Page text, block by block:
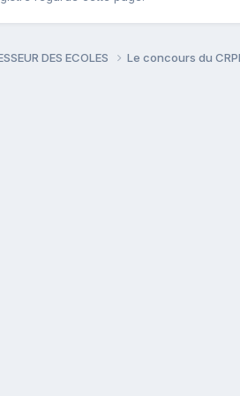
DES ECOLES Le concours du